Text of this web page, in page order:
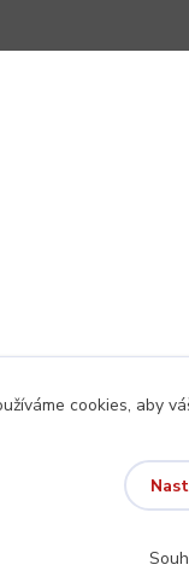
cookies, aby